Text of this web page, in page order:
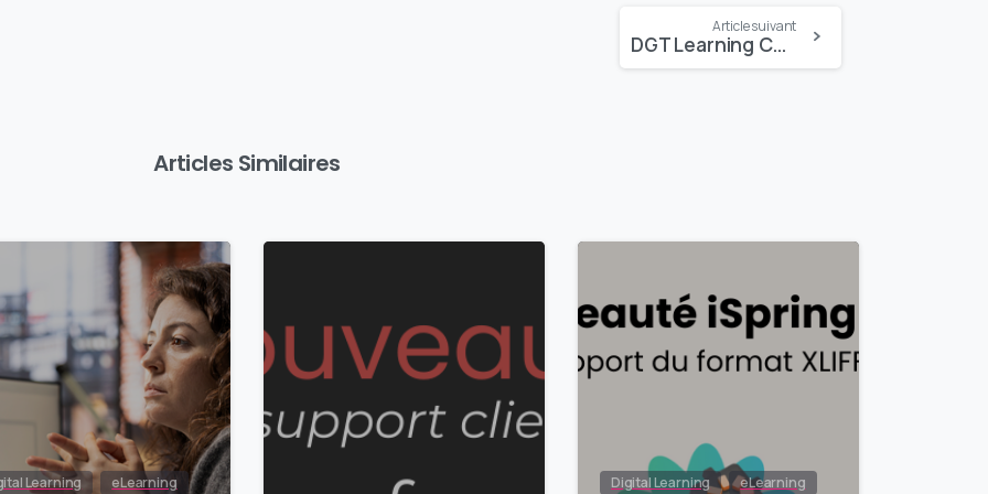
Article suivant
DGT Learning Content Dispatcher : Comment ça marche ?
Articles Similaires
0
Learning
eLearning
Digital Learning
eLearning